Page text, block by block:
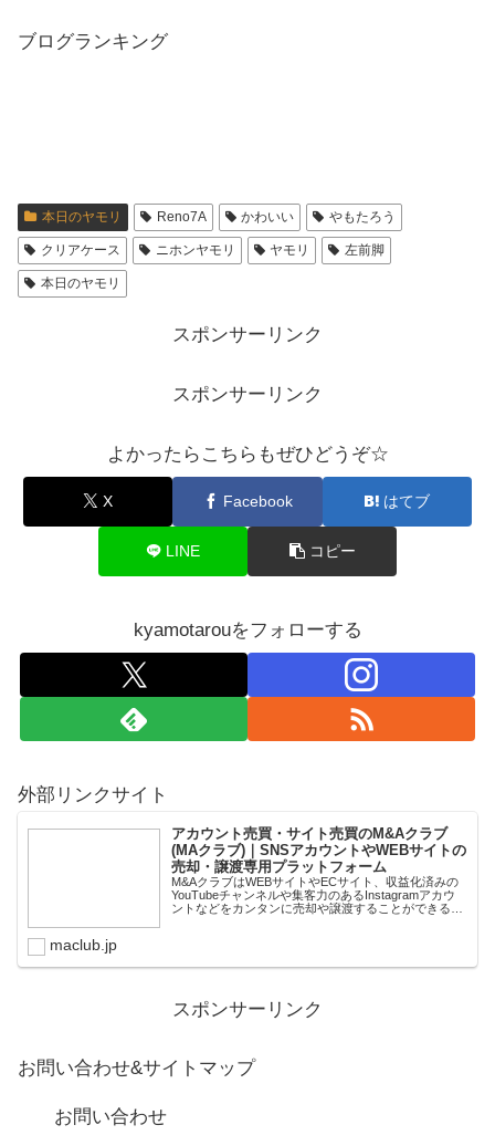
ブログランキング
本日のヤモリ Reno7A かわいい やもたろう
クリアケース ニホンヤモリ ヤモリ 左前脚
本日のヤモリ
スポンサーリンク
スポンサーリンク
よかったらこちらもぜひどうぞ☆
X Facebook はてブ
LINE コピー
kyamotarouをフォローする
外部リンクサイト
アカウント売買・サイト売買のM&Aクラブ
(MAクラブ)｜SNSアカウントやWEBサイトの
売却・譲渡専用プラットフォーム
M&AクラブはWEBサイトやECサイト、収益化済みの
YouTubeチャンネルや集客力のあるInstagramアカウ
ントなどをカンタンに売却や譲渡することができるプ
maclub.jp
スポンサーリンク
お問い合わせ&サイトマップ
お問い合わせ